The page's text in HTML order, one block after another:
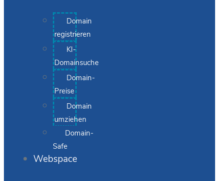
Domain
registrieren
KI-
Domainsuche
Domain-
Preise
Domain
umziehen
Domain-
Safe
Webspace